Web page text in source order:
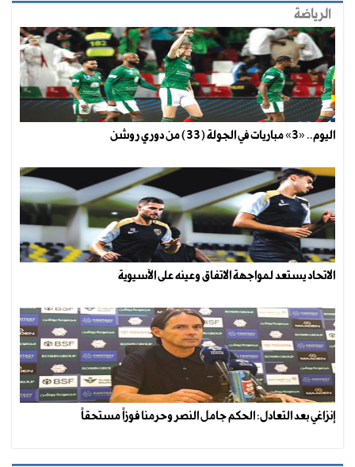
الرياضة
اليوم.. «3» مباريات في الجولة (33) من دوري روشن
الاتحاد يستعد لمواجهة الاتفاق وعينه على الآسيوية
إنزاغي بعد التعادل: الحكم جامل النصر وحرمنا فوزاً مستحقاً